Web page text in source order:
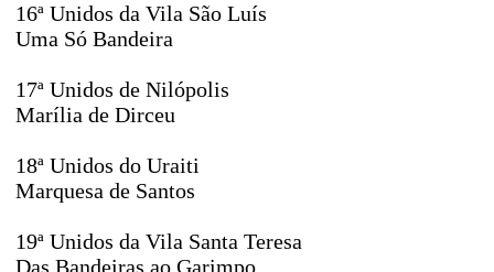
16ª Unidos da Vila São Luís
Uma Só Bandeira
17ª Unidos de Nilópolis
Marília de Dirceu
18ª Unidos do Uraiti
Marquesa de Santos
19ª Unidos da Vila Santa Teresa
Das Bandeiras ao Garimpo